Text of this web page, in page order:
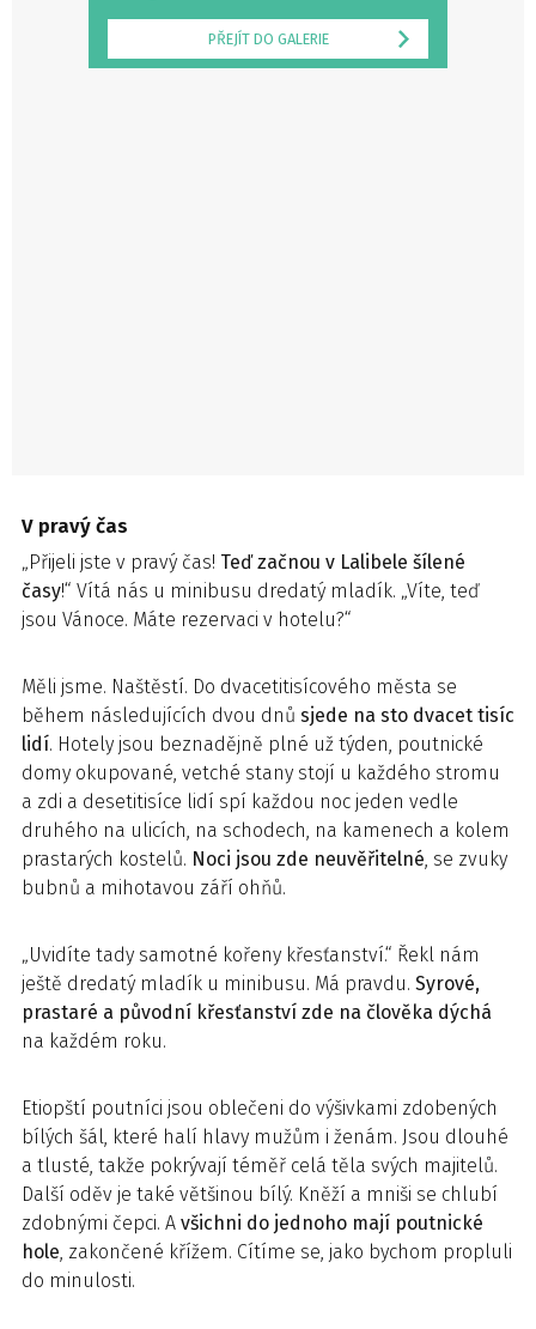
PŘEJÍT DO GALERIE
V pravý čas
„Přijeli jste v pravý čas! Teď začnou v Lalibele šílené
časy!“ Vítá nás u minibusu dredatý mladík. „Víte, teď
jsou Vánoce. Máte rezervaci v hotelu?“
Měli jsme. Naštěstí. Do dvacetitisícového města se
během následujících dvou dnů sjede na sto dvacet tisíc
lidí. Hotely jsou beznadějně plné už týden, poutnické
domy okupované, vetché stany stojí u každého stromu
a zdi a desetitisíce lidí spí každou noc jeden vedle
druhého na ulicích, na schodech, na kamenech a kolem
prastarých kostelů. Noci jsou zde neuvěřitelné, se zvuky
bubnů a mihotavou září ohňů.
„Uvidíte tady samotné kořeny křesťanství.“ Řekl nám
ještě dredatý mladík u minibusu. Má pravdu. Syrové,
prastaré a původní křesťanství zde na člověka dýchá
na každém roku.
Etiopští poutníci jsou oblečeni do výšivkami zdobených
bílých šál, které halí hlavy mužům i ženám. Jsou dlouhé
a tlusté, takže pokrývají téměř celá těla svých majitelů.
Další oděv je také většinou bílý. Kněží a mniši se chlubí
zdobnými čepci. A všichni do jednoho mají poutnické
hole, zakončené křížem. Cítíme se, jako bychom propluli
do minulosti.